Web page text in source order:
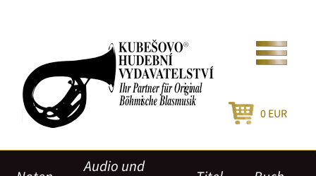
0 EUR
Audio und